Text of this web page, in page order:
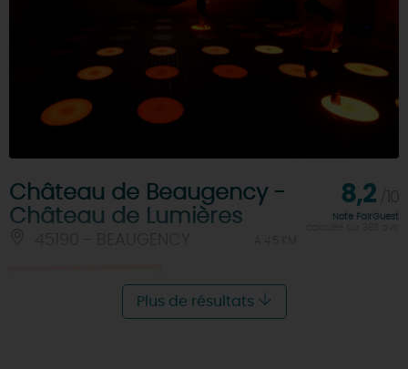
Château de Beaugency -
Château de Lumières
8,2
Note FairGuest
Je réserve
Plus de résultats